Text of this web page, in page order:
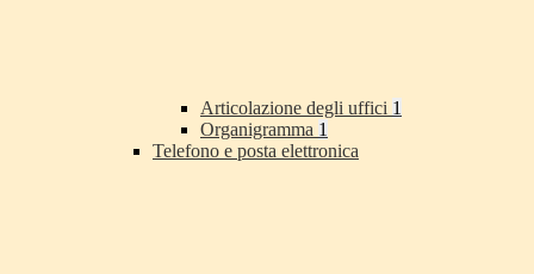
Articolazione degli uffici 1
Organigramma 1
Telefono e posta elettronica